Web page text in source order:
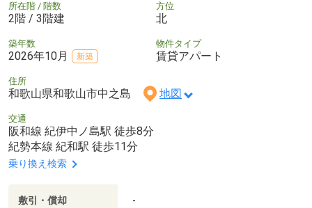
所在階 / 階数
2階 / 3階建
方位
北
築年数
2026年10月 新築
物件タイプ
賃貸アパート
住所
和歌山県和歌山市中之島 地図
交通
阪和線 紀伊中ノ島駅 徒歩8分
紀勢本線 紀和駅 徒歩11分
乗り換え検索
敷引・償却 -